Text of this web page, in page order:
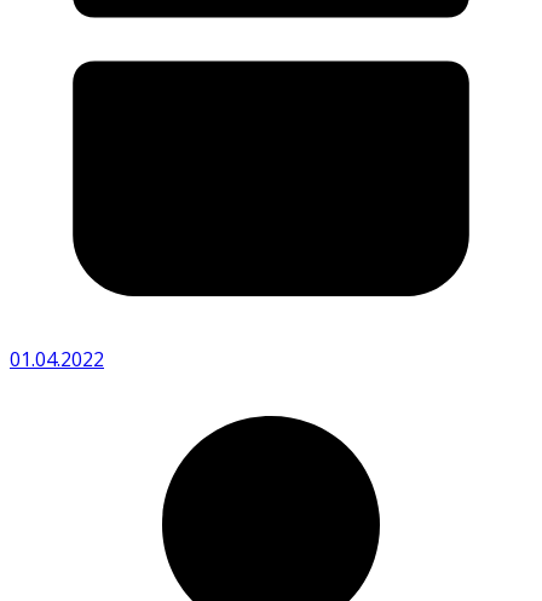
01.04.2022